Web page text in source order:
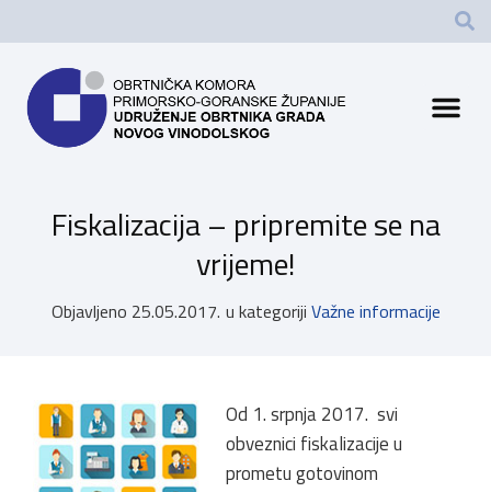
Fiskalizacija – pripremite se na
vrijeme!
Objavljeno 25.05.2017. u kategoriji Važne informacije
Od 1. srpnja 2017. svi
obveznici fiskalizacije u
prometu gotovinom